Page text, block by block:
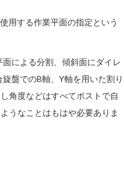
用する作業平面の指定という
による分割、傾斜面にダイレ
盤でのB軸、Y軸を用いた割り
角度などはすべてポストで自
うなことはもはや必要ありま